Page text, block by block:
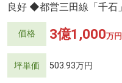
良好 ◆都営三田線「千石
価格 3億1,000万円
坪単価 503.93万円